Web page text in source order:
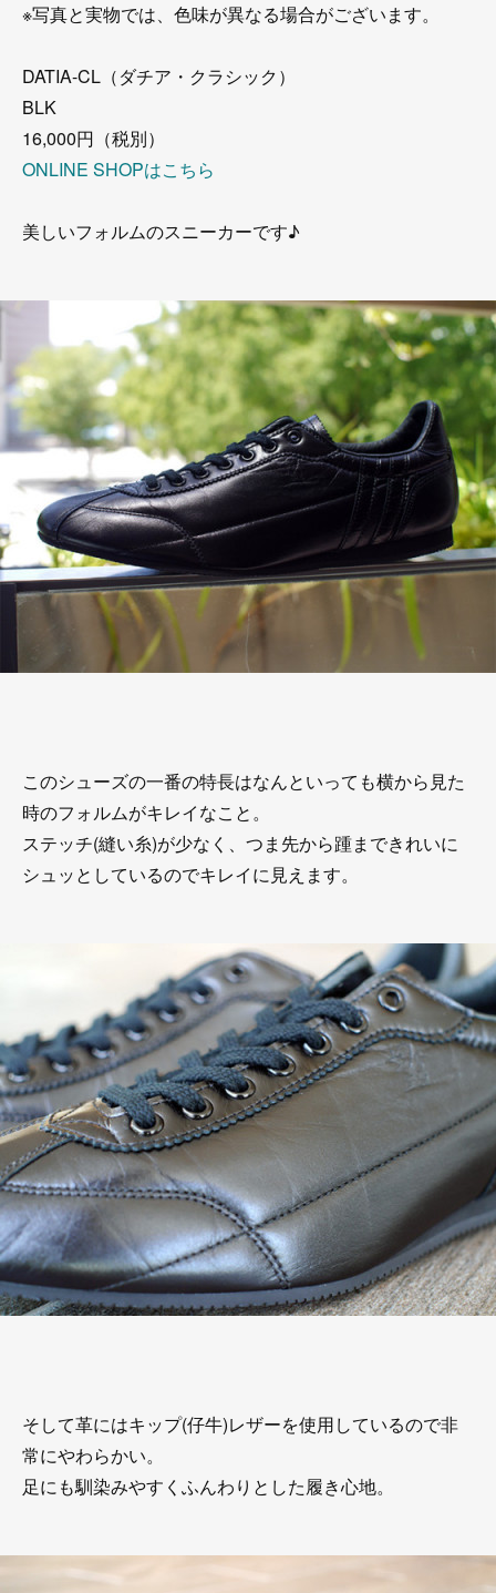
※写真と実物では、色味が異なる場合がございます。
DATIA-CL（ダチア・クラシック）
BLK
16,000円（税別）
ONLINE SHOPはこちら
美しいフォルムのスニーカーです♪
このシューズの一番の特長はなんといっても横から見た
時のフォルムがキレイなこと。
ステッチ(縫い糸)が少なく、つま先から踵まできれいに
シュッとしているのでキレイに見えます。
そして革にはキップ(仔牛)レザーを使用しているので非
常にやわらかい。
足にも馴染みやすくふんわりとした履き心地。